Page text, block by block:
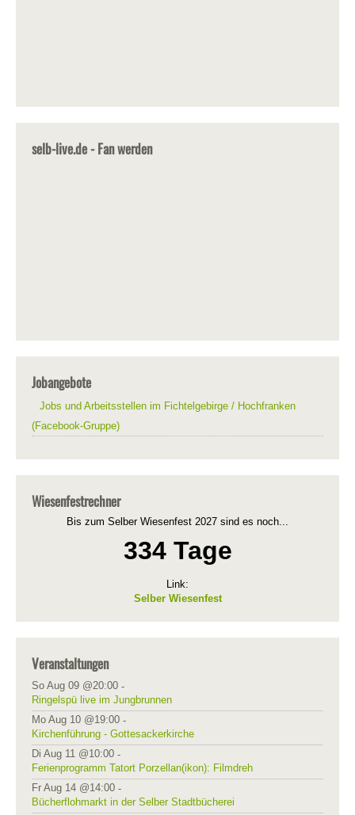
selb-live.de - Fan werden
Jobangebote
Jobs und Arbeitsstellen im Fichtelgebirge / Hochfranken
(Facebook-Gruppe)
Wiesenfestrechner
Bis zum Selber Wiesenfest 2027 sind es noch...
334 Tage
Link:
Selber Wiesenfest
Veranstaltungen
So Aug 09 @20:00 -
Ringelspü live im Jungbrunnen
Mo Aug 10 @19:00 -
Kirchenführung - Gottesackerkirche
Di Aug 11 @10:00 -
Ferienprogramm Tatort Porzellan(ikon): Filmdreh
Fr Aug 14 @14:00 -
Bücherflohmarkt in der Selber Stadtbücherei